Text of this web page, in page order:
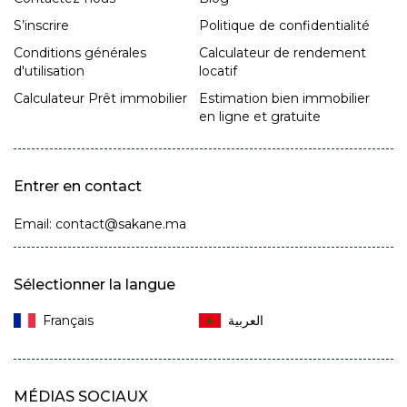
S’inscrire
Politique de confidentialité
Conditions générales
d'utilisation
Calculateur de rendement
locatif
Calculateur Prêt immobilier
Estimation bien immobilier
en ligne et gratuite
Entrer en contact
Email: contact@sakane.ma
Sélectionner la langue
Français‎
MÉDIAS SOCIAUX